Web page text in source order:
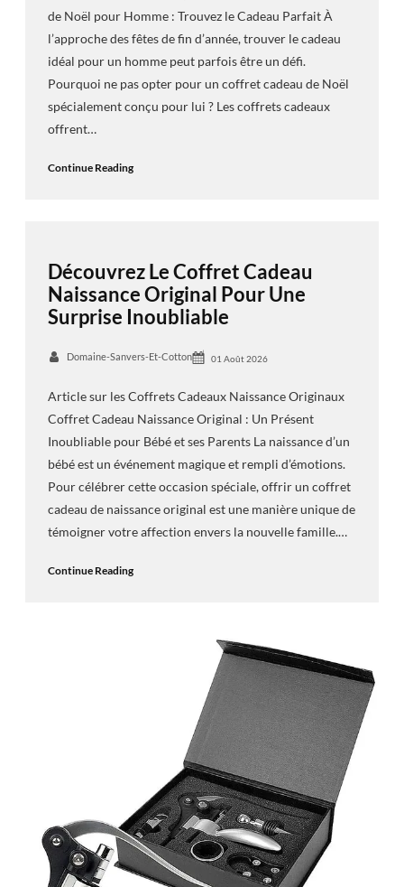
de Noël pour Homme : Trouvez le Cadeau Parfait À
l’approche des fêtes de fin d’année, trouver le cadeau
idéal pour un homme peut parfois être un défi.
Pourquoi ne pas opter pour un coffret cadeau de Noël
spécialement conçu pour lui ? Les coffrets cadeaux
offrent…
Continue Reading
Découvrez Le Coffret Cadeau
Naissance Original Pour Une
Surprise Inoubliable
Domaine-Sanvers-Et-Cotton 01 Août 2026
Article sur les Coffrets Cadeaux Naissance Originaux
Coffret Cadeau Naissance Original : Un Présent
Inoubliable pour Bébé et ses Parents La naissance d’un
bébé est un événement magique et rempli d’émotions.
Pour célébrer cette occasion spéciale, offrir un coffret
cadeau de naissance original est une manière unique de
témoigner votre affection envers la nouvelle famille.…
Continue Reading